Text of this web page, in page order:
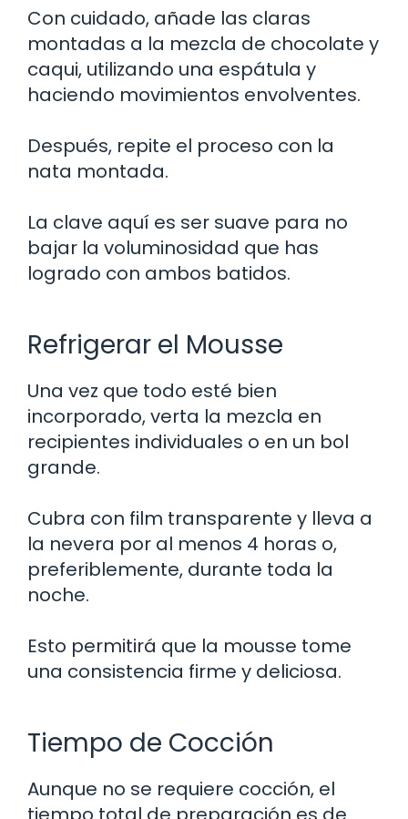
Con cuidado, añade las claras
montadas a la mezcla de chocolate y
caqui, utilizando una espátula y
haciendo movimientos envolventes.
Después, repite el proceso con la
nata montada.
La clave aquí es ser suave para no
bajar la voluminosidad que has
logrado con ambos batidos.
Refrigerar el Mousse
Una vez que todo esté bien
incorporado, verta la mezcla en
recipientes individuales o en un bol
grande.
Cubra con film transparente y lleva a
la nevera por al menos 4 horas o,
preferiblemente, durante toda la
noche.
Esto permitirá que la mousse tome
una consistencia firme y deliciosa.
Tiempo de Cocción
Aunque no se requiere cocción, el